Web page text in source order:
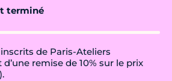
terminé
de Paris-Ateliers
remise de 10% sur le prix